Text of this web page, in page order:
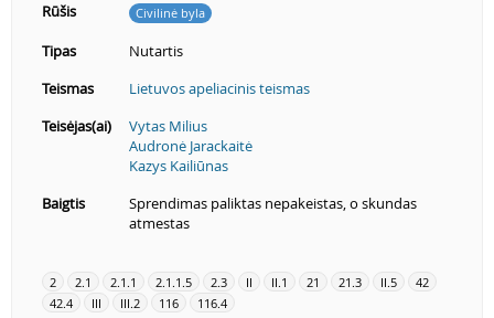
Rūšis
Civilinė byla
Tipas
Nutartis
Teismas
Lietuvos apeliacinis teismas
Teisėjas(ai)
Vytas Milius
Audronė Jarackaitė
Kazys Kailiūnas
Baigtis
Sprendimas paliktas nepakeistas, o skundas
atmestas
2 2.1 2.1.1 2.1.1.5 2.3 II II.1 21 21.3 II.5
42
42.4
III III.2 116 116.4